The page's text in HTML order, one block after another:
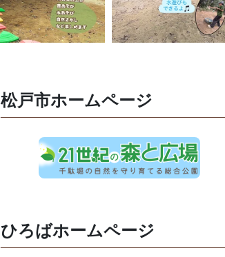
松戸市ホームページ
ひろばホームページ